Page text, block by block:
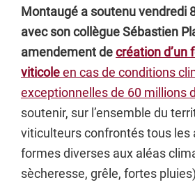
Montaugé a soutenu vendredi
avec son collègue Sébastien
amendement decréation d’un
viticoleen cas de conditions
exceptionnelles de 60 millions
soutenir, sur l’ensemble du
viticulteurs confrontés tous les
formes diverses aux aléas
sècheresse, grêle, fortes